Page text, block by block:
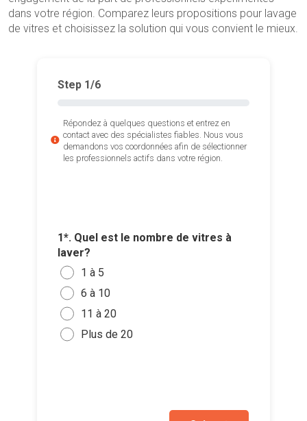
dans votre région. Comparez leurs propositions pour lavage
de vitres et choisissez la solution qui vous convient le mieux.
Step 1/6
Répondez à quelques questions et entrez en
contact avec des spécialistes fiables. Nous vous
demandons vos coordonnées afin de sélectionner
les professionnels actifs dans votre région.
1*. Quel est le nombre de vitres à
laver?
1 à 5
6 à 10
11 à 20
Plus de 20